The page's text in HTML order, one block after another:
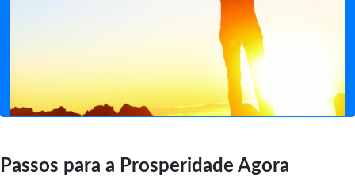
Passos para a Prosperidade Agora